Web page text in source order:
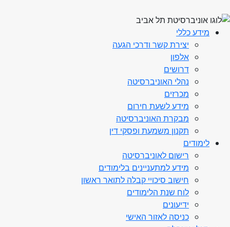
מידע כללי
יצירת קשר ודרכי הגעה
אלפון
דרושים
נהלי האוניברסיטה
מכרזים
מידע לשעת חירום
מבקרת האוניברסיטה
תקנון משמעת ופסקי דין
לימודים
רישום לאוניברסיטה
מידע למתעניינים בלימודים
חישוב סיכויי קבלה לתואר ראשון
לוח שנת הלימודים
ידיעונים
כניסה לאזור האישי